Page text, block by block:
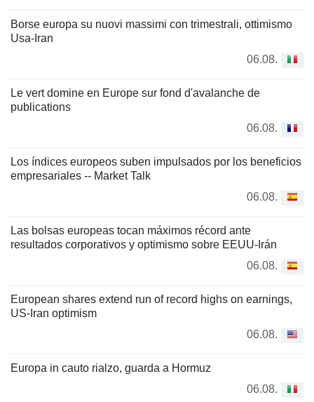
Borse europa su nuovi massimi con trimestrali, ottimismo
Usa-Iran
06.08.
Le vert domine en Europe sur fond d'avalanche de
publications
06.08.
Los índices europeos suben impulsados por los beneficios
empresariales -- Market Talk
06.08.
Las bolsas europeas tocan máximos récord ante
resultados corporativos y optimismo sobre EEUU-Irán
06.08.
European shares extend run of record highs on earnings,
US-Iran optimism
06.08.
Europa in cauto rialzo, guarda a Hormuz
06.08.